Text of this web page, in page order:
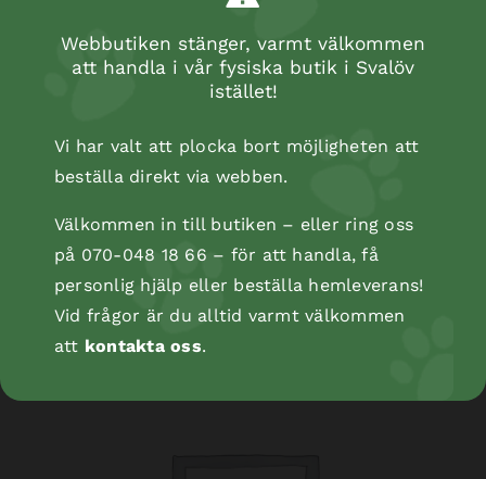
Koppel i ring
Webbutiken stänger, varmt välkommen
att handla i vår fysiska butik i Svalöv
istället!
Vi har valt att plocka bort möjligheten att
beställa direkt via webben.
Välkommen in till butiken – eller ring oss
på 070-048 18 66 – för att handla, få
personlig hjälp eller beställa hemleverans!
Vid frågor är du alltid varmt välkommen
att kontakta oss.